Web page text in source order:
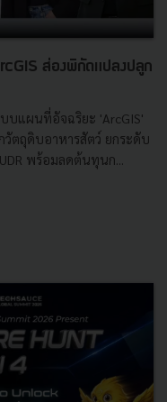
ส่องพิกัดแปลงปลูก
บแผนที่อัจฉริยะ 'ArcGIS'
ตถุดิบอาหารสัตว์ ยกระดับ
พร้อมลดต้นทุนก...